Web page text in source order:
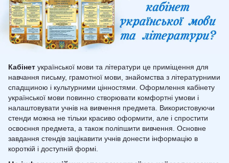
Кабінет української мови та літератури це приміщення для
навчання письму, грамотної мови, знайомства з літературними
спадщиною і культурними цінностями. Оформлення кабінету
української мови повинно створювати комфортні умови і
налаштовувати учнів на вивчення предмета. Використовуючи
стенди можна не тільки красиво оформити, але і спростити
освоєння предмета, а також поліпшити вивчення. Основне
завдання стендів зацікавити учнів донести інформацію в
короткій і доступній формі.